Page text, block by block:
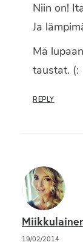
Niin on!
Ja
Mä
taustat. (:
REPLY
19/02/2014